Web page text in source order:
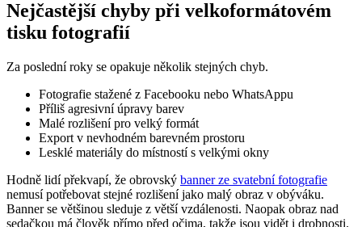
Nejčastější chyby při velkoformátovém
tisku fotografií
Za poslední roky se opakuje několik stejných chyb.
Fotografie stažené z Facebooku nebo WhatsAppu
Příliš agresivní úpravy barev
Malé rozlišení pro velký formát
Export v nevhodném barevném prostoru
Lesklé materiály do místností s velkými okny
Hodně lidí překvapí, že obrovský banner ze svatební fotografie
nemusí potřebovat stejné rozlišení jako malý obraz v obýváku.
Banner se většinou sleduje z větší vzdálenosti. Naopak obraz nad
sedačkou má člověk přímo před očima, takže jsou vidět i drobnosti.